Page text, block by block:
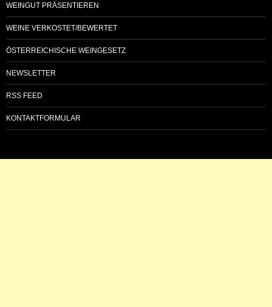
WEINGUT PRÄSENTIEREN
WEINE VERKOSTET/BEWERTET
ÖSTERREICHISCHE WEINGESETZ
NEWSLETTER
RSS FEED
KONTAKTFORMULAR